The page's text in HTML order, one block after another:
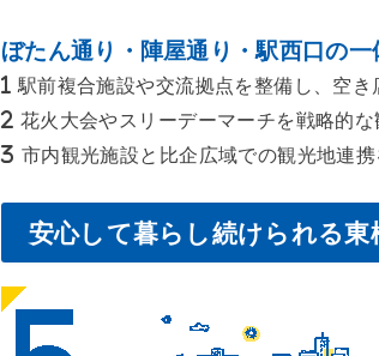
ぼたん通り・陣屋通り・駅西口の一
駅前複合施設や交流拠点を整備し、空き
花火大会やスリーデーマーチを戦略的
市内観光施設と比企広域での観光地連
安心して暮らし続けられる東